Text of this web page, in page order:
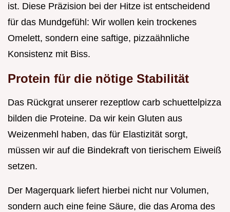
ist. Diese Präzision bei der Hitze ist entscheidend
für das Mundgefühl: Wir wollen kein trockenes
Omelett, sondern eine saftige, pizzaähnliche
Konsistenz mit Biss.
Protein für die nötige Stabilität
Das Rückgrat unserer rezeptlow carb schuettelpizza
bilden die Proteine. Da wir kein Gluten aus
Weizenmehl haben, das für Elastizität sorgt,
müssen wir auf die Bindekraft von tierischem Eiweiß
setzen.
Der Magerquark liefert hierbei nicht nur Volumen,
sondern auch eine feine Säure, die das Aroma des